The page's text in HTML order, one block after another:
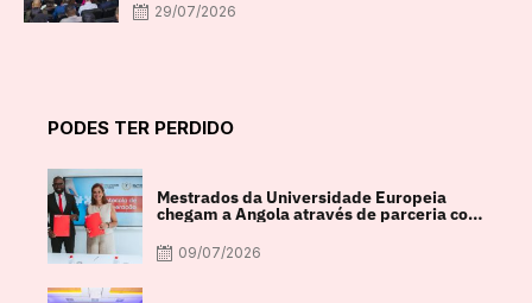
29/07/2026
PODES TER PERDIDO
Mestrados da Universidade Europeia
chegam a Angola através de parceria com
09/07/2026